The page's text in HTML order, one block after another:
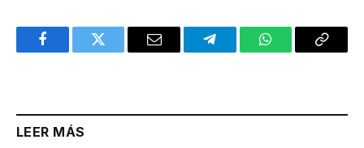
FacebookTwitter Email TelegramWhatsAppCopy
LEER MÁS